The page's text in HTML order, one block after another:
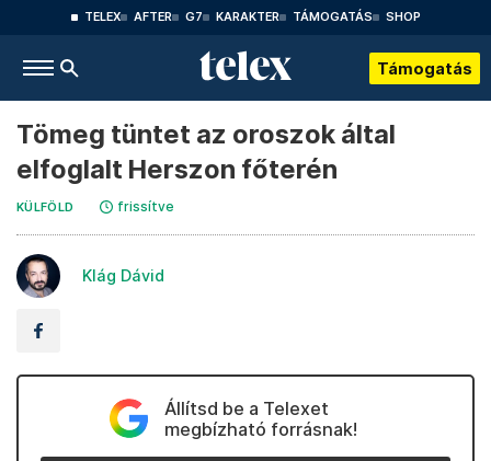
TELEX AFTER G7 KARAKTER TÁMOGATÁS SHOP
Támogatás
Tömeg tüntet az oroszok által
elfoglalt Herszon főterén
KÜLFÖLD frissítve
Klág Dávid
Állítsd be a Telexet
megbízható forrásnak!